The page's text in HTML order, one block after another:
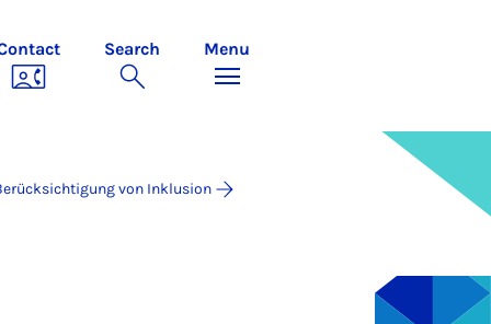
Search Menu
von Inklusion